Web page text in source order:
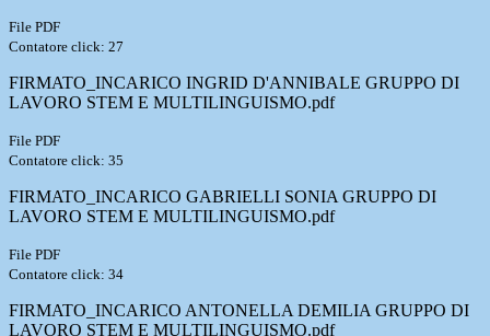
File PDF
Contatore click: 27
FIRMATO_INCARICO INGRID D'ANNIBALE GRUPPO DI
LAVORO STEM E MULTILINGUISMO.pdf
File PDF
Contatore click: 35
FIRMATO_INCARICO GABRIELLI SONIA GRUPPO DI
LAVORO STEM E MULTILINGUISMO.pdf
File PDF
Contatore click: 34
FIRMATO_INCARICO ANTONELLA DEMILIA GRUPPO DI
LAVORO STEM E MULTILINGUISMO.pdf